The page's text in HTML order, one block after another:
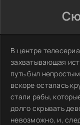
В центре
захватывающая
путь был
вскоре осталась
стали рабы,
долго скрывать
невозможно, и,